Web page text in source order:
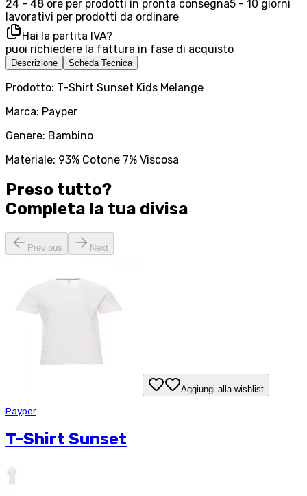
24 - 48 ore per prodotti in pronta consegna5 - 10 giorni
lavorativi per prodotti da ordinare
Hai la partita IVA?
puoi richiedere la fattura in fase di acquisto
Descrizione Scheda Tecnica
Prodotto: T-Shirt Sunset Kids Melange
Marca: Payper
Genere: Bambino
Materiale: 93% Cotone 7% Viscosa
Preso tutto?
Completa la tua divisa
Previous Next
Aggiungi alla wishlist
Payper
T-Shirt Sunset